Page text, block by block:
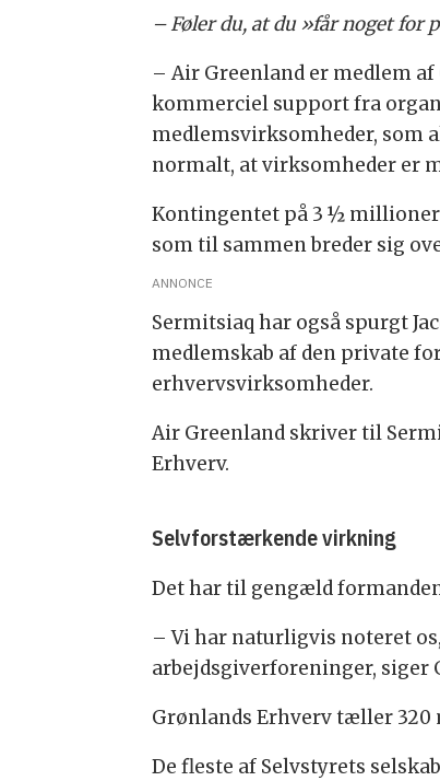
– Føler du, at du »får noget for
– Air Greenland er medlem
kommerciel support fra
medlemsvirksomheder, som
normalt, at virksomheder er
Kontingentet på 3 ½ millioner
som til sammen breder sig
ANNONCE
Sermitsiaq har også spurgt
medlemskab af den private
erhvervsvirksomheder.
Air Greenland skriver til
Erhverv.
Selvforstærkende virkning
Det har til gengæld
– Vi har naturligvis noteret
arbejdsgiverforeninger, siger
Grønlands Erhverv tæller 320
De fleste af Selvstyrets